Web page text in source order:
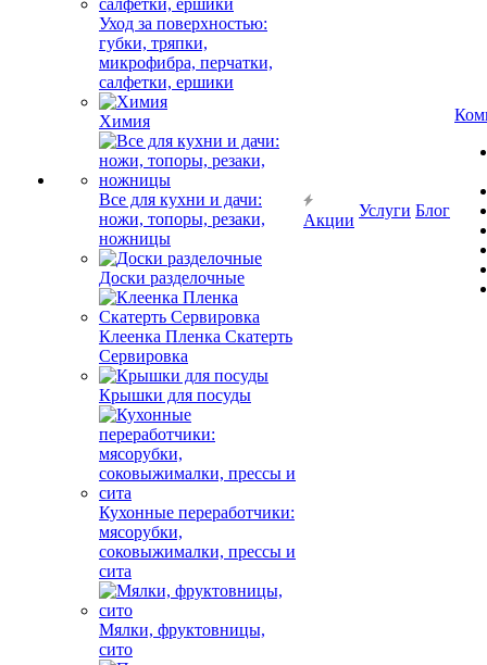
Уход за поверхностью:
губки, тряпки,
микрофибра, перчатки,
салфетки, ершики
Химия
Все для кухни и дачи:
ножи, топоры, резаки,
ножницы
Доски разделочные
Клеенка Пленка Скатерть
Сервировка
Крышки для посуды
Кухонные переработчики:
мясорубки,
соковыжималки, прессы и
сита
Мялки, фруктовницы,
сито
Акции
Услуги Блог